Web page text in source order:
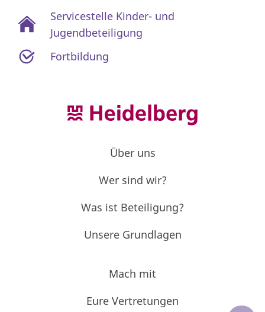
Servicestelle Kinder- und
Jugendbeteiligung
Fortbildung
Mach mit
Eure Vertretungen
Über uns
Wer sind wir?
Was ist Beteiligung?
Unsere Grundlagen